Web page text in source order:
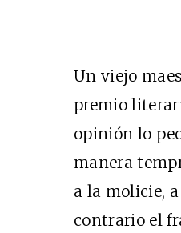
Un viejo
premio
opinión lo
manera
a la molicie,
contrario el